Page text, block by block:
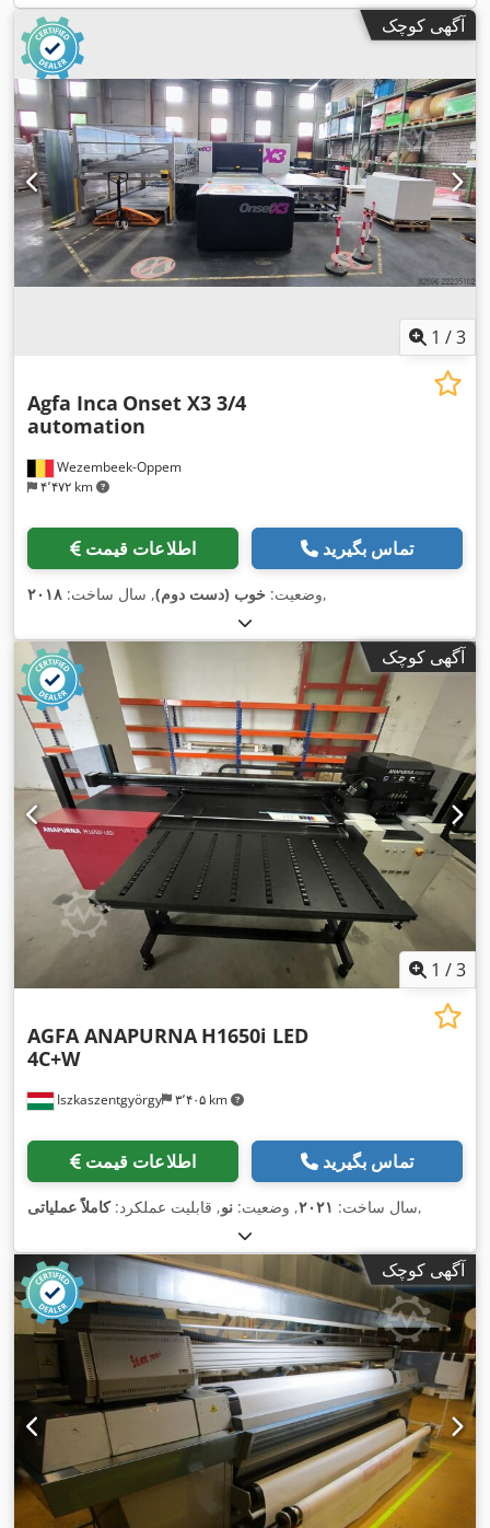
آگهی کوچک
1 /3
Wezembeek-Oppem
۴٬۴۷۲ km
Agfa Inca Onset X3 3/4
automation
اطلاعات قیمت تماس بگیرید
وضعیت: خوب (دست دوم), سال ساخت: ۲۰۱۸ ,
آگهی کوچک
1 /3
Iszkaszentgyörgy ۳٬۴۰۵ km
AGFA ANAPURNA H1650i LED
4C+W
اطلاعات قیمت تماس بگیرید
سال ساخت: ۲۰۲۱, وضعیت: نو, قابلیت عملکرد:کاملاً عملیاتی ,
آگهی کوچک